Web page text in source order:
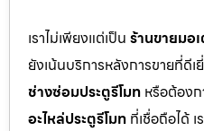
เราไม่เพียงแต่เป็น ร้านขายมอ
ยังเน้นบริการหลังการขายที่ดี
ช่างซ่อมประตูรีโมท หรือต้องก
อะไหล่ประตูรีโมท ที่เชื่อถือได้